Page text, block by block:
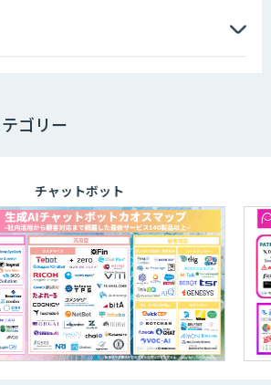
アリストルの法人向けAI研修
ELYZA Works with KDDI
JAPAN AI KNOWLEDGE
ゴリー
チャットボット